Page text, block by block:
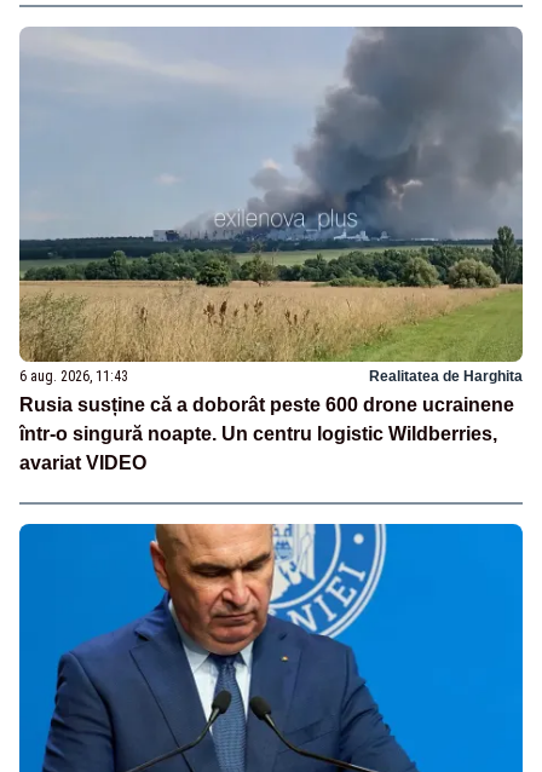
6 aug. 2026, 11:43 Realitatea de Harghita
Rusia susține că a doborât peste 600 drone ucrainene
într-o singură noapte. Un centru logistic Wildberries,
avariat VIDEO